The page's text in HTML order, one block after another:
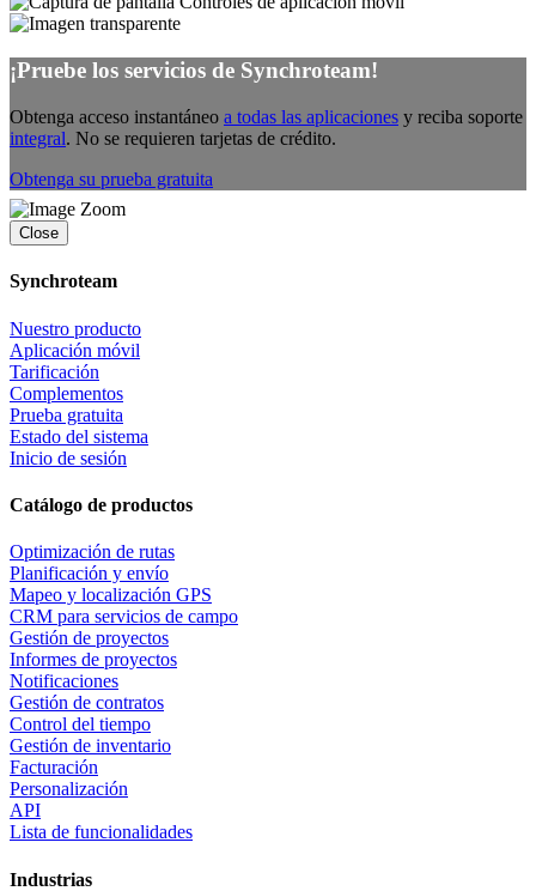
¡Pruebe los servicios de Synchroteam!
Obtenga acceso instantáneo a todas las aplicaciones y reciba soporte
integral. No se requieren tarjetas de crédito.
Obtenga su prueba gratuita
Close
Synchroteam
Nuestro producto
Aplicación móvil
Tarificación
Complementos
Prueba gratuita
Estado del sistema
Inicio de sesión
Catálogo de productos
Optimización de rutas
Planificación y envío
Mapeo y localización GPS
CRM para servicios de campo
Gestión de proyectos
Informes de proyectos
Notificaciones
Gestión de contratos
Control del tiempo
Gestión de inventario
Facturación
Personalización
API
Lista de funcionalidades
Industrias